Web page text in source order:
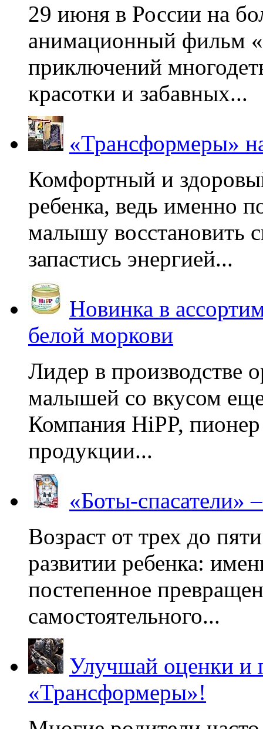
29 июня в России на
анимационный фильм
приключений
красотки и забавных...
«Трансформеры»
Комфортный и
ребенка, ведь именно
малышу восстановить
запастись энергией...
Новинка в
белой моркови
Лидер в производстве
малышей со вкусом
Компания HiPP, пионер
продукции...
«Боты-спасатели»
Возраст от трех до
развитии ребенка:
постепенное
самостоятельного...
Улучшай оценки и
«Трансформеры»!